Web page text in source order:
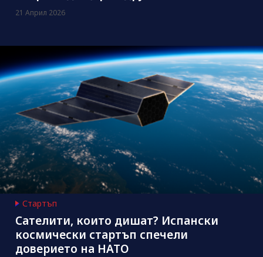
21 Април 2026
Стартъп
Сателити, които дишат? Испански
космически стартъп спечели
доверието на НАТО